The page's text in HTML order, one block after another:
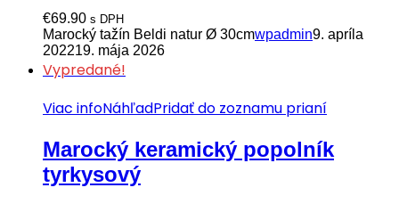
€69.90 s DPH
Marocký tažín Beldi natur Ø 30cmwpadmin9. apríla
202219. mája 2026
Vypredané!
Viac infoNáhľadPridať do zoznamu prianí
Marocký keramický popolník
tyrkysový